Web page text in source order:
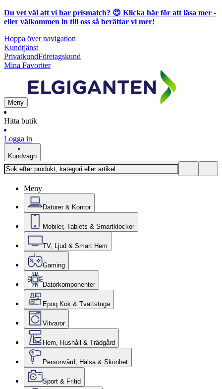
Du vet väl att vi har prismatch? 😍 Klicka här för att läsa mer -
eller välkommen in till oss så berättar vi mer!
Hoppa över navigation
Kundtjänst
PrivatkundFöretagskund
Mina Favoriter
Meny
Hitta butik
Logga in
Kundvagn
Meny
Datorer & Kontor
Mobiler, Tablets & Smartklockor
TV, Ljud & Smart Hem
Gaming
Datorkomponenter
Epoq Kök & Tvättstuga
Vitvaror
Hem, Hushåll & Trädgård
Personvård, Hälsa & Skönhet
Sport & Fritid